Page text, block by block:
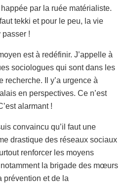
par la ruée matérialiste.
tekki et pour le peu, la vie
passer !
est à redéfinir. J’appelle à
sociologues qui sont dans les
recherche. Il y’a urgence à
en perspectives. Ce n’est
alarmant !
convaincu qu’il faut une
drastique des réseaux sociaux
renforcer les moyens
la brigade des mœurs
prévention et de la